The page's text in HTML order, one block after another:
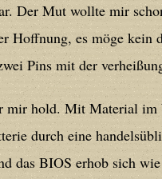
of dynamic
cms/
of dynamic
confidit/
Der Mut wollte mir
Hoffnung, es möge kein
Pins mit der
mir hold. Mit Material im
durch eine
das BIOS erhob sich